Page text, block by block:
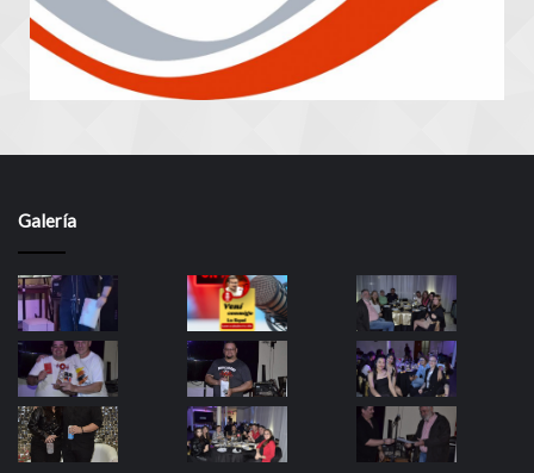
Galería